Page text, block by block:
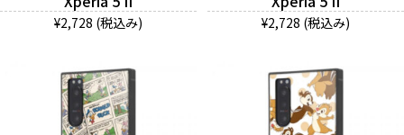
¥2,728 (税込み) ¥2,728 (税込み)